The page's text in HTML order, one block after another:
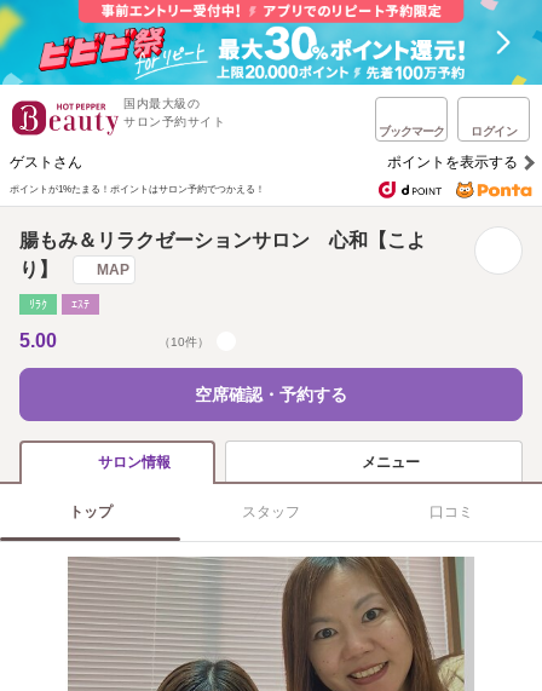
国内最大級の
サロン予約サイト
ブックマーク ログイン
ゲストさん ポイントを表示する
ポイントが1%たまる！ ポイントはサロン予約でつかえる！
腸もみ＆リラクゼーションサロン 心和【こよ
り】
MAP
ﾘﾗｸ ｴｽﾃ
5.00 （10件）
空席確認・予約する
サロン情報 メニュー
トップ スタッフ 口コミ